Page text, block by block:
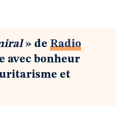
» de Radio
avec bonheur
et